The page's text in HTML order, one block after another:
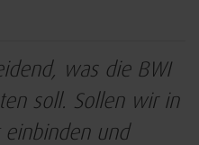
was die BWI
soll. Sollen wir in
und